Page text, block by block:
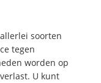
soorten
tegen
worden op
U kunt